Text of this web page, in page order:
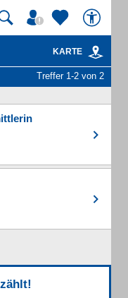
KARTE
Treffer 1-2 von 2